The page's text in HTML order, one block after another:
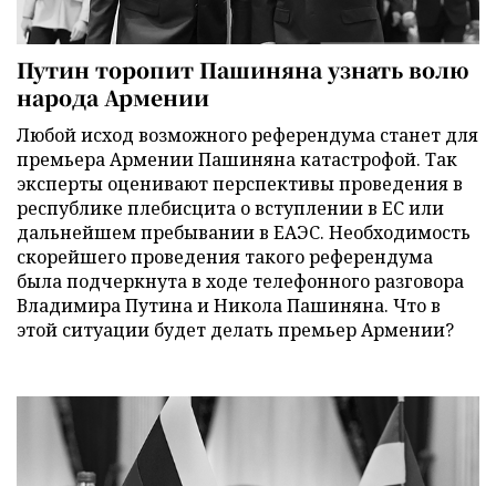
Путин торопит Пашиняна узнать волю
народа Армении
Любой исход возможного референдума станет для
премьера Армении Пашиняна катастрофой. Так
эксперты оценивают перспективы проведения в
республике плебисцита о вступлении в ЕС или
дальнейшем пребывании в ЕАЭС. Необходимость
скорейшего проведения такого референдума
была подчеркнута в ходе телефонного разговора
Владимира Путина и Никола Пашиняна. Что в
этой ситуации будет делать премьер Армении?